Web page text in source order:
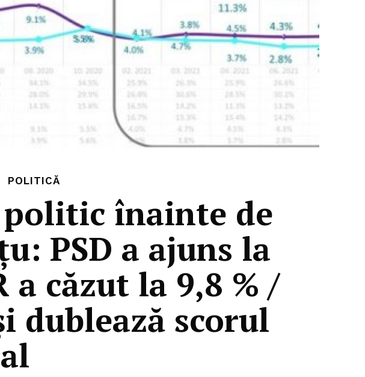
POLITICĂ
politic înainte de
PSD a ajuns la
a căzut la 9,8 % /
dublează scorul